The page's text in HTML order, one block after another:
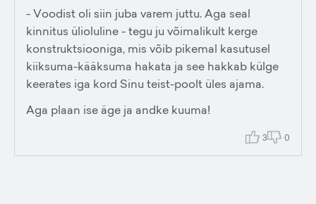
- Voodist oli siin juba varem juttu. Aga seal
kinnitus ülioluline - tegu ju võimalikult kerge
konstruktsiooniga, mis võib pikemal kasutusel
kiiksuma-kääksuma hakata ja see hakkab külge
keerates iga kord Sinu teist-poolt üles ajama.
Aga plaan ise äge ja andke kuuma!
3 0